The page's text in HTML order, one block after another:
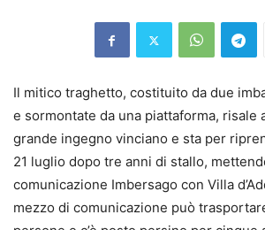
Il mitico traghetto, costituito da due
e sormontate da una piattaforma, risale
grande ingegno vinciano e sta per
21 luglio dopo tre anni di stallo,
comunicazione Imbersago con Villa
mezzo di comunicazione può